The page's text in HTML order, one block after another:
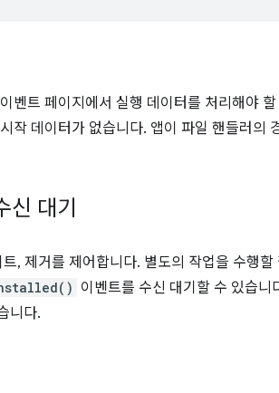
벤트 페이지에서 실행 데이터를 처리해야
작 데이터가 없습니다. 앱이 파일 핸들러의
대기
, 제거를 제어합니다. 별도의 작업을 수행
이벤트를 수신 대기할 수 있습니
니다.